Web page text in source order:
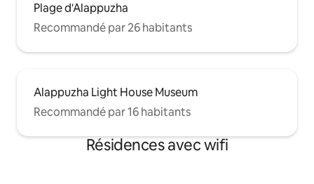
Plage d'Alappuzha
Recommandé par 26 habitants
Alappuzha Light House Museum
Recommandé par 16 habitants
Résidences avec wifi